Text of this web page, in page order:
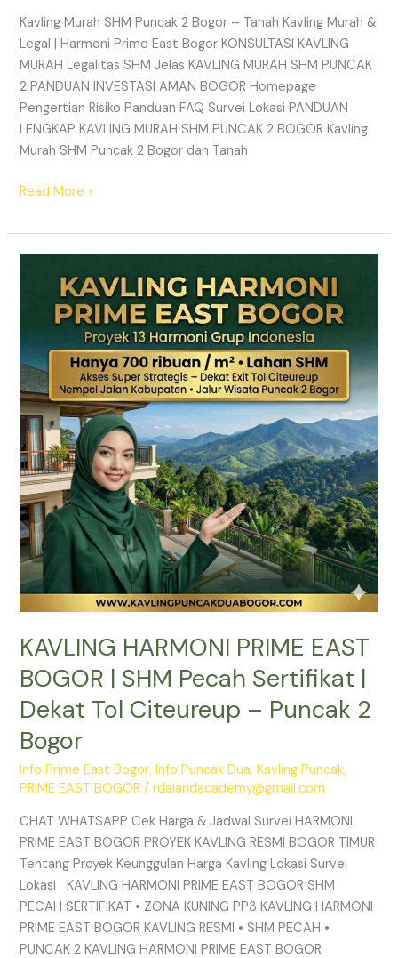
Kavling Murah SHM Puncak 2 Bogor – Tanah Kavling Murah &
Legal | Harmoni Prime East Bogor KONSULTASI KAVLING
MURAH Legalitas SHM Jelas KAVLING MURAH SHM PUNCAK
2 PANDUAN INVESTASI AMAN BOGOR Homepage
Pengertian Risiko Panduan FAQ Survei Lokasi PANDUAN
LENGKAP KAVLING MURAH SHM PUNCAK 2 BOGOR Kavling
Murah SHM Puncak 2 Bogor dan Tanah
Read More »
KAVLING HARMONI PRIME EAST
BOGOR | SHM Pecah Sertifikat |
Dekat Tol Citeureup – Puncak 2
Bogor
Info Prime East Bogor,Info Puncak Dua,Kavling Puncak,
PRIME EAST BOGOR /rdalandacademy@gmail.com
CHAT WHATSAPP Cek Harga & Jadwal Survei HARMONI
PRIME EAST BOGOR PROYEK KAVLING RESMI BOGOR TIMUR
Tentang Proyek Keunggulan Harga Kavling Lokasi Survei
Lokasi KAVLING HARMONI PRIME EAST BOGOR SHM
PECAH SERTIFIKAT • ZONA KUNING PP3 KAVLING HARMONI
PRIME EAST BOGOR KAVLING RESMI • SHM PECAH •
PUNCAK 2 KAVLING HARMONI PRIME EAST BOGOR
HARMONI
BOGOR
|
SHM
Pecah
Sertifikat
|
Dekat
Tol
Citeureup
–
Puncak
2